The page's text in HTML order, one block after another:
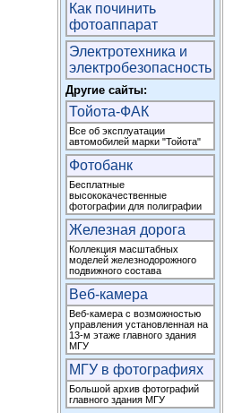
Как починить
фотоаппарат
Электротехника и
электробезопасность
Другие сайты:
Тойота-ФАК
Все об эксплуатации
автомобилей марки "Тойота"
Фотобанк
Бесплатные
высококачественные
фотографии для полиграфии
Железная дорога
Коллекция масштабных
моделей железнодорожного
подвижного состава
Веб-камера
Веб-камера с возможностью
управления установленная на
13-м этаже главного здания
МГУ
МГУ в фотографиях
Большой архив фотографий
главного здания МГУ